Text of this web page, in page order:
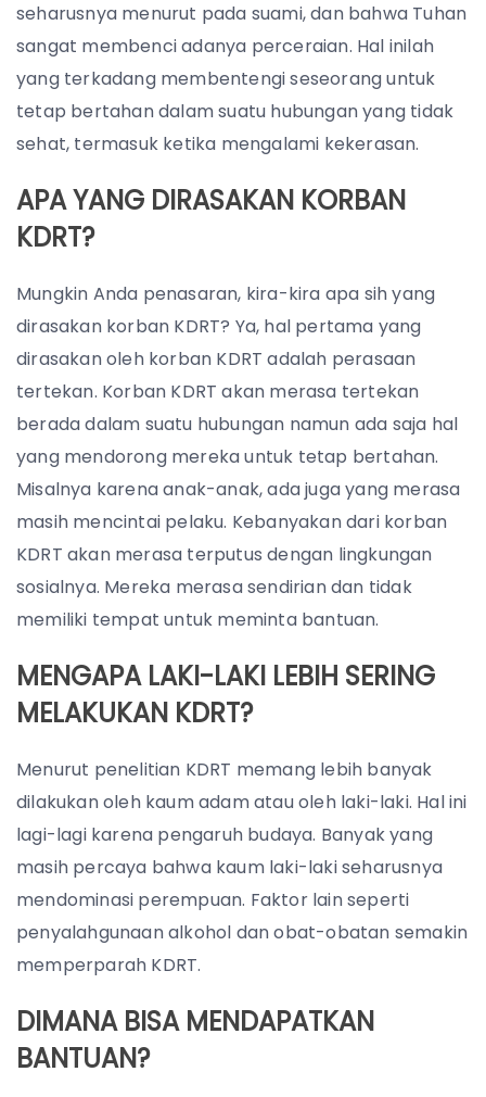
seharusnya menurut pada suami, dan bahwa Tuhan
sangat membenci adanya perceraian. Hal inilah
yang terkadang membentengi seseorang untuk
tetap bertahan dalam suatu hubungan yang tidak
sehat, termasuk ketika mengalami kekerasan.
APA YANG DIRASAKAN KORBAN
KDRT?
Mungkin Anda penasaran, kira-kira apa sih yang
dirasakan korban KDRT? Ya, hal pertama yang
dirasakan oleh korban KDRT adalah perasaan
tertekan. Korban KDRT akan merasa tertekan
berada dalam suatu hubungan namun ada saja hal
yang mendorong mereka untuk tetap bertahan.
Misalnya karena anak-anak, ada juga yang merasa
masih mencintai pelaku. Kebanyakan dari korban
KDRT akan merasa terputus dengan lingkungan
sosialnya. Mereka merasa sendirian dan tidak
memiliki tempat untuk meminta bantuan.
MENGAPA LAKI-LAKI LEBIH SERING
MELAKUKAN KDRT?
Menurut penelitian KDRT memang lebih banyak
dilakukan oleh kaum adam atau oleh laki-laki. Hal ini
lagi-lagi karena pengaruh budaya. Banyak yang
masih percaya bahwa kaum laki-laki seharusnya
mendominasi perempuan. Faktor lain seperti
penyalahgunaan alkohol dan obat-obatan semakin
memperparah KDRT.
DIMANA BISA MENDAPATKAN
BANTUAN?